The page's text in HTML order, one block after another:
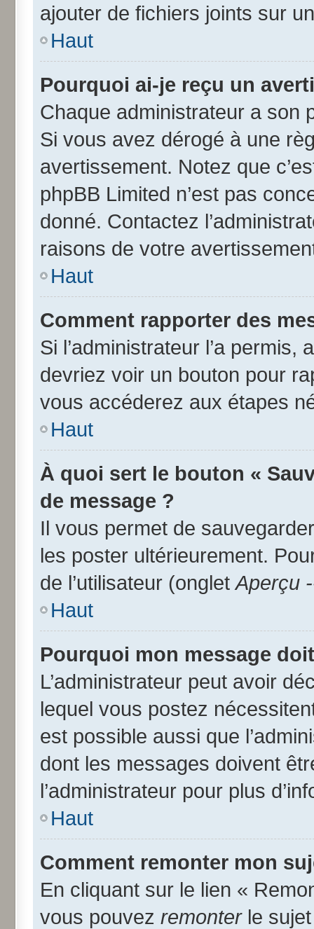
ajouter de fichiers joints sur
Haut
Pourquoi ai-je reçu un
Chaque administrateur a son
Si vous avez dérogé à une
avertissement. Notez que
phpBB Limited n’est pas
donné. Contactez
raisons de votre
Haut
Comment rapporter des
Si l’administrateur l’a
devriez voir un bouton pour
vous accéderez aux étapes
Haut
À quoi sert le bouton «
de message ?
Il vous permet de
les poster ultérieurement.
de l’utilisateur (onglet Aperçu
Haut
Pourquoi mon message
L’administrateur peut avoir
lequel vous postez
est possible aussi que
dont les messages doivent
l’administrateur pour plus
Haut
Comment remonter mon
En cliquant sur le lien «
vous pouvez remonterle sujet